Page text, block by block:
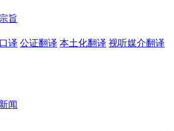
旨
译 公证翻译 本土化翻译 视听媒介翻译
闻